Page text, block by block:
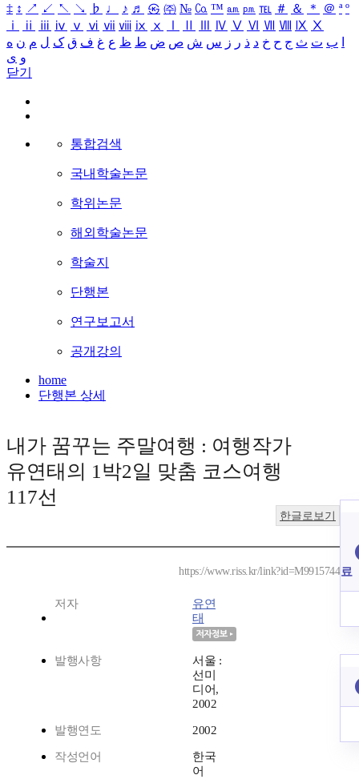
‡ ↕ ↗ ↙ ↖ ↘ ♭ ♩ ♪ ♬ ㉿ ㈜ № ㏇ ™ ㏂ ㏘ ℡ ＃ ＆ ＊ ＠ ª º
ⅰ
ⅱ ⅲ ⅳ ⅴ ⅵ ⅶ ⅷ ⅸ ⅹ Ⅳ Ⅴ Ⅵ Ⅶ Ⅷ Ⅸ Ⅹ
ب ت ث ج ح خ د ذ ر ز س ش ص ض ط ظ ع غ ف ق ک ل م ن ه
و ی
닫기
통합검색
국내학술논문
학위논문
해외학술논문
학술지
단행본
연구보고서
공개강의
home
단행본 상세
내가 꿈꾸는 주말여행 : 여행작가
유연태의 1박2일 맞춤 코스여행
117선
한글로보기
https://www.riss.kr/link?id=M9915744
저자
유연
태
발행사항
서울 :
선미
디어,
2002
발행연도 2002
작성언어
한국
어
료